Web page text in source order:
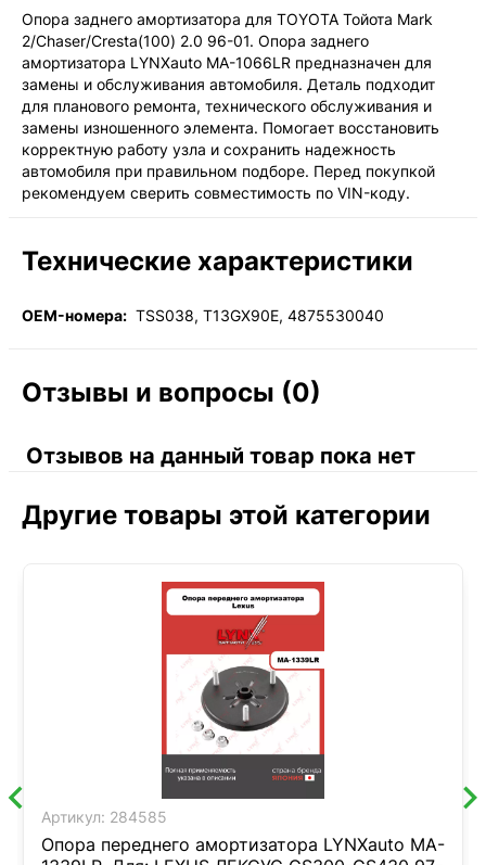
СДЭК — Курьер
1-3 дня, от 385 ₽
Опора заднего амортизатора для TOYOTA Тойота Mark
2/Chaser/Cresta(100) 2.0 96-01. Опора заднего
амортизатора LYNXauto MA-1066LR предназначен для
замены и обслуживания автомобиля. Деталь подходит
для планового ремонта, технического обслуживания и
замены изношенного элемента. Помогает восстановить
корректную работу узла и сохранить надежность
автомобиля при правильном подборе. Перед покупкой
рекомендуем сверить совместимость по VIN-коду.
Технические характеристики
OEM-номера: TSS038, T13GX90E, 4875530040
Отзывы и вопросы (0)
Отзывов на данный товар пока нет
Другие товары этой категории
Артикул: 284585
Опора переднего амортизатора LYNXauto MA-